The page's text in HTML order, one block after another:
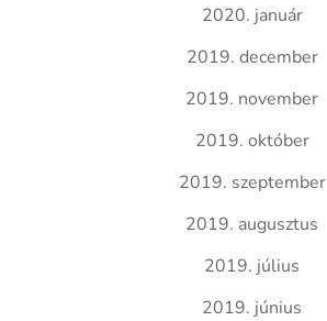
2020. január
2019. december
2019. november
2019. október
2019. szeptember
2019. augusztus
2019. július
2019. június